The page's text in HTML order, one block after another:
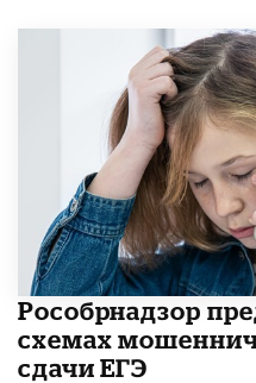
Рособрнадзор
схемах
сдачи ЕГЭ